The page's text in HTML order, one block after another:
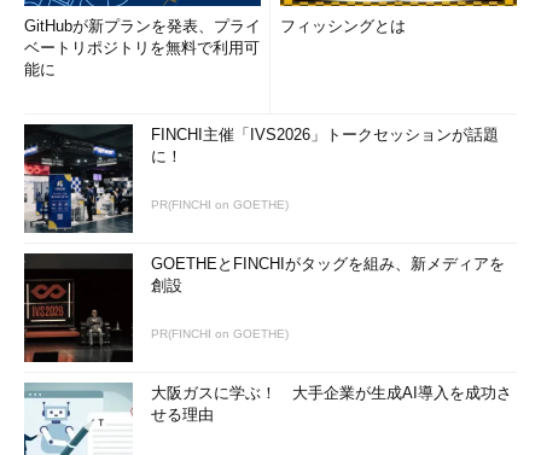
GitHubが新プランを発表、プライ
ベートリポジトリを無料で利用可
能に
フィッシングとは
FINCHI主催「IVS2026」トークセッションが話題
に！
PR(FINCHI on GOETHE)
GOETHEとFINCHIがタッグを組み、新メディアを
創設
PR(FINCHI on GOETHE)
大阪ガスに学ぶ！ 大手企業が生成AI導入を成功さ
せる理由